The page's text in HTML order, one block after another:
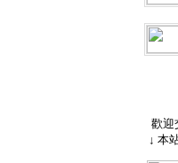
歡迎
↓ 本